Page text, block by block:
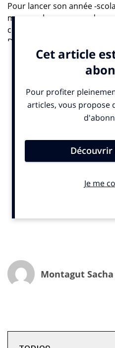
Pour lancer son année -
marquer le coup avec deux
complémentaires pour
D’un coté la fibre et ses
illimitée promis par son
devinez quoi, chaque sujet
spots différents. Résultat,
différent, qu’il nous fallait
pensante, Julien Kosowski,
Jenna Haugmard, directrice
INfluencia : cherchiez vous
thème de la jeunesse ?
les nouvelles générations ?
moi meme plus de 40 ans,
époque ou son
quelques passionnés qui
amusant de représenter
démocratisation d’internet,
Montagut Sacha